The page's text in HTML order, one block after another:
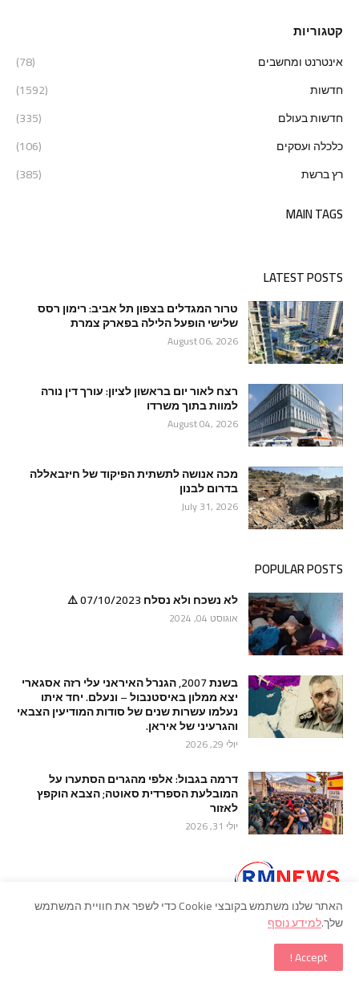
קטגוריות
אינטרנט ומחשבים
(78)
חדשות
(1592)
חדשות בעולם
(335)
כלכלה ועסקים
(106)
רץ ברשת
(385)
MAIN TAGS
LATEST POSTS
טרור המגדלים בצפון תל אביב: רימון רסס
שלישי הופעל הלילה בפארק צמרת
August 06, 2026
רצח לאור יום בראשון לציון: עורך דין נורה
למוות בתוך משרדו
August 04, 2026
מכה אנושה לתשתית הפיקוד של חיזבאללה
בדרום לבנון
July 31, 2026
POPULAR POSTS
לא נשכח ולא נסלח 07/10/2023 ⚠️
אוגוסט 04, 2024
בשנת 2007, הגנרל האיראני עלי רזה אסגארי
יצא ממלון באיסטנבול – ונעלם. יחד איתו
נעלמו עשרות שנים של סודות המודיעין הצבאי
והגרעיני של איראן.
יולי 29, 2026
דרמה בגבול: אלפי מהגרים הסתערו על
המובלעת הספרדית סאוטה; הצבא הוקפץ
לאזור
יולי 31, 2026
עמוד ראשי
האתר שלנו משתמש בקובצי Cookie כדי לשפר את חוויית המשתמש
שלך.למידע נוסף
Accept !